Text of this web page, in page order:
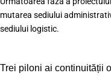
mutarea sediului
sediului logistic.
Trei piloni ai continuității